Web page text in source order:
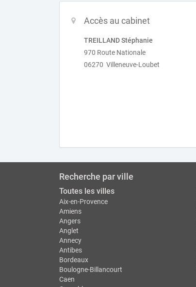
Accès au cabinet
TREILLAND Stéphanie
970 Route Nationale
06270 Villeneuve-Loubet
Recherche par ville
Toutes les villes
Aix-en-Provence
Amiens
Angers
Anglet
Annecy
Antibes
Bordeaux
Boulogne-Billancourt
Caen